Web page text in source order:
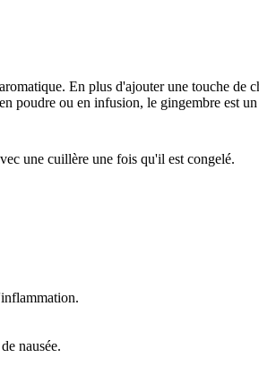
En plus d'ajouter une touche de
poudre ou en infusion, le gingembre est
une cuillère une fois qu'il est congelé.
nausée.